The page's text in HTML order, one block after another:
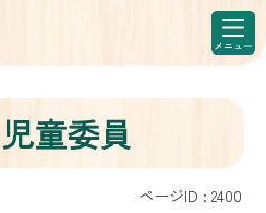
童委員
ページID : 2400